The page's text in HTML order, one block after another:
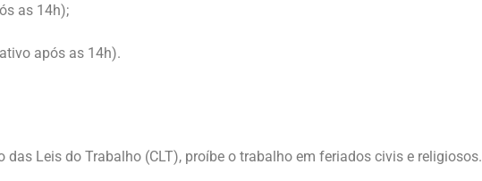
as 14h);
após as 14h).
Leis do Trabalho (CLT), proíbe o trabalho em feriados civis e religiosos.